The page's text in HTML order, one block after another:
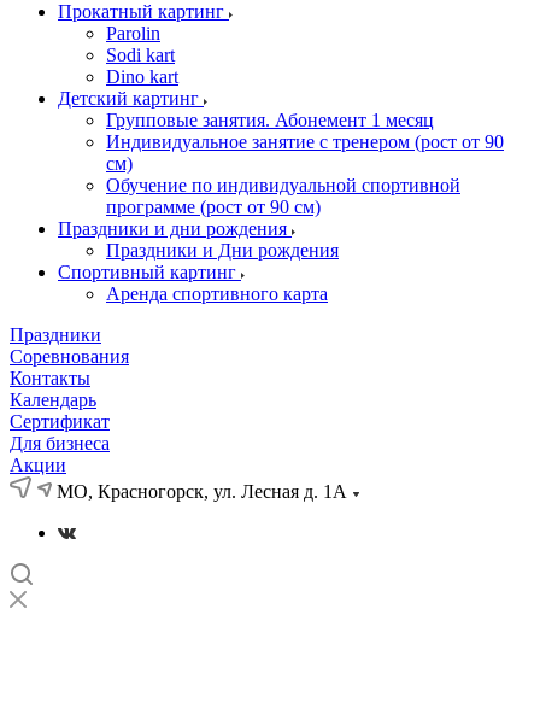
Прокатный картинг
Parolin
Sodi kart
Dino kart
Детский картинг
Групповые занятия. Абонемент 1 месяц
Индивидуальное занятие с тренером (рост от 90
см)
Обучение по индивидуальной спортивной
программе (рост от 90 см)
Праздники и дни рождения
Праздники и Дни рождения
Спортивный картинг
Аренда спортивного карта
Праздники
Соревнования
Контакты
Календарь
Сертификат
Для бизнеса
Акции
МО, Красногорск, ул. Лесная д. 1А